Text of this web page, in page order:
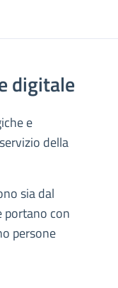
digitale
e
della
sia dal
portano con
persone